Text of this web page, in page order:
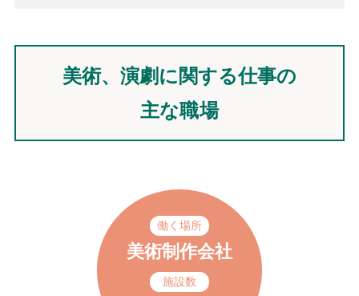
美術、演劇に関する仕事の
主な職場
働く場所
美術制作会社
施設数